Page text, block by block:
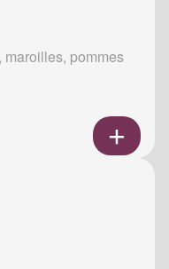
maroilles, pommes